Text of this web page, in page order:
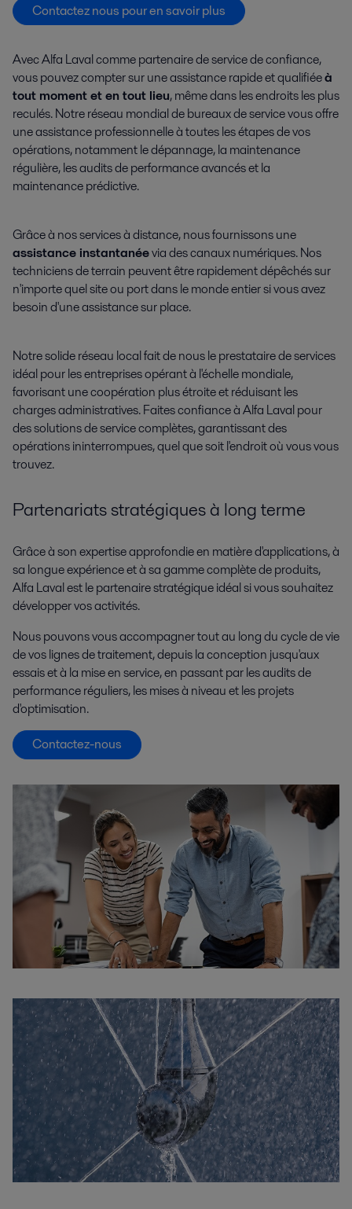
Contactez nous pour en savoir plus
Avec Alfa Laval comme partenaire de service de confiance,
vous pouvez compter sur une assistance rapide et qualifiéeà
tout moment et en tout lieu, même dans les endroits les plus
reculés. Notre réseau mondial de bureaux de service vous offre
une assistance professionnelle à toutes les étapes de vos
opérations, notamment le dépannage, la maintenance
régulière, les audits de performance avancés et la
maintenance prédictive.
Grâce à nos services à distance, nous fournissons une
assistance instantanéevia des canaux numériques. Nos
techniciens de terrain peuvent être rapidement dépêchés sur
n'importe quel site ou port dans le monde entier si vous avez
besoin d'une assistance sur place.
Notre solide réseau local fait de nous le prestataire de services
idéal pour les entreprises opérant à l'échelle mondiale,
favorisant une coopération plus étroite et réduisant les
charges administratives. Faites confiance à Alfa Laval pour
des solutions de service complètes, garantissant des
opérations ininterrompues, quel que soit l'endroit où vous vous
trouvez.
Partenariats stratégiques à long terme
Grâce à son expertise approfondie en matière d'applications, à
sa longue expérience et à sa gamme complète de produits,
Alfa Laval est le partenaire stratégique idéal si vous souhaitez
développer vos activités.
Nous pouvons vous accompagner tout au long du cycle de vie
de vos lignes de traitement, depuis la conception jusqu'aux
essais et à la mise en service, en passant par les audits de
performance réguliers, les mises à niveau et les projets
d'optimisation.
Contactez-nous